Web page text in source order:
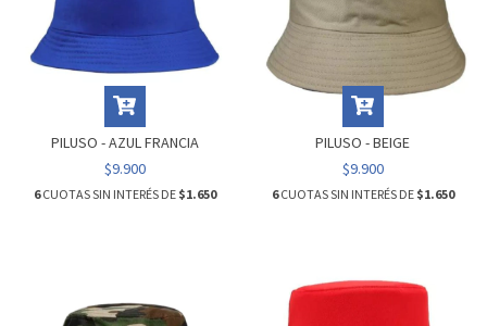
PILUSO - AZUL FRANCIA
$9.900
6CUOTAS SIN INTERÉS DE $1.650
PILUSO - BEIGE
$9.900
6CUOTAS SIN INTERÉS DE $1.650